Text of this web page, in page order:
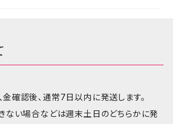
確認後、通常7日以内に発送します。
ない場合などは週末土日のどちらかに発